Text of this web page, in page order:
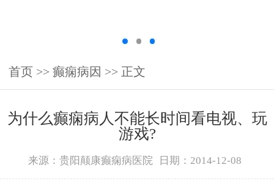
首页 >> 癫痫病因 >> 正文
为什么癫痫病人不能长时间看电视、玩
游戏?
来源：贵阳颠康癫痫病医院 日期：2014-12-08